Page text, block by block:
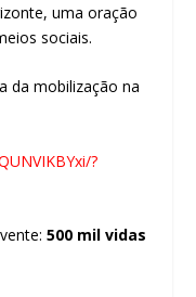
uma oração
sociais.
da mobilização na
?
500 mil vidas